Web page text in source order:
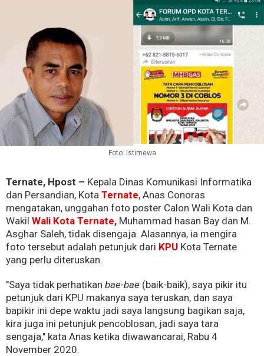
Foto: Istimewa
Ternate, Hpost – Kepala Dinas Komunikasi Informatika
dan Persandian, Kota Ternate, Anas Conoras
mengatakan, unggahan foto poster Calon Wali Kota dan
Wakil Wali Kota Ternate, Muhammad hasan Bay dan M.
Asghar Saleh, tidak disengaja. Alasannya, ia mengira
foto tersebut adalah petunjuk dari KPU Kota Ternate
yang perlu diteruskan.
"Saya tidak perhatikan bae-bae (baik-baik), saya pikir itu
petunjuk dari KPU makanya saya teruskan, dan saya
bapikir ini depe waktu jadi saya langsung bagikan saja,
kira juga ini petunjuk pencoblosan, jadi saya tara
sengaja," kata Anas ketika diwawancarai, Rabu 4
November 2020.